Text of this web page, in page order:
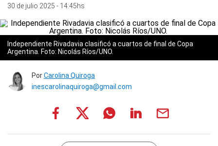
30 de julio 2025 - 14:45hs
Independiente Rivadavia clasificó a cuartos de final de Copa
Argentina. Foto: Nicolás Ríos/UNO.
PorCarolina Quiroga
inescarolinaquiroga@gmail.com